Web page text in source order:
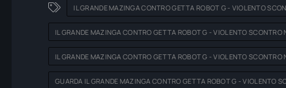
IL GRANDE MAZINGA CONTRO GETTA ROBOT G - VIOLENTO
IL GRANDE MAZINGA CONTRO GETTA ROBOT G - VIOLENTO SCONTRO
IL GRANDE MAZINGA CONTRO GETTA ROBOT G - VIOLENTO SCONTRO
GUARDA IL GRANDE MAZINGA CONTRO GETTA ROBOT G - VIOLENTO